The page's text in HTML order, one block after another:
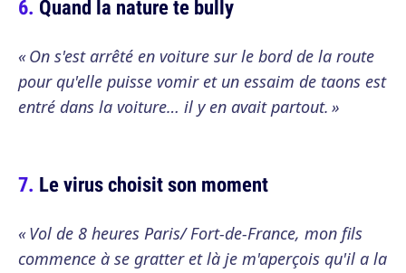
Quand la nature te bully
« On s'est arrêté en voiture sur le bord de la route
pour qu'elle puisse vomir et un essaim de taons est
entré dans la voiture… il y en avait partout. »
Le virus choisit son moment
« Vol de 8 heures Paris/ Fort-de-France, mon fils
commence à se gratter et là je m'aperçois qu'il a la